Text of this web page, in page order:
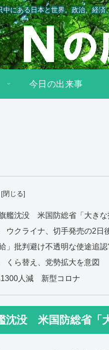
中にある日本と世界。政治、経
今日の出来事
艦沈没 米国防総省「大きな
ウクライナ、切手発売の2日
批判避け不透明な使途追認
ら替え、党勢拡大を意図
人減 新型コロナ
没 米国防総省「